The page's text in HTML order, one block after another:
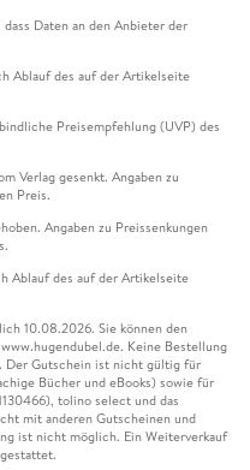
Daten an den Anbieter der
Ablauf des auf der Artikelseite
Preisempfehlung (UVP) des
Verlag gesenkt. Angaben zu
Preis.
Angaben zu Preissenkungen
Ablauf des auf der Artikelseite
10.08.2026. Sie können den
Keine Bestellung
Der Gutschein ist nicht gültig für
Bücher und eBooks) sowie für
tolino select und das
mit anderen Gutscheinen und
ist nicht möglich. Ein Weiterverkauf